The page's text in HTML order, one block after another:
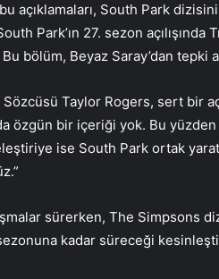
açıklamaları, South Park
Park’ın 27. sezon
bölüm, Beyaz Saray’dan tepki
Taylor Rogers, sert bir
özgün bir içeriği yok. Bu
ise South Park ortak
sürerken, The Simpsons
kadar süreceği